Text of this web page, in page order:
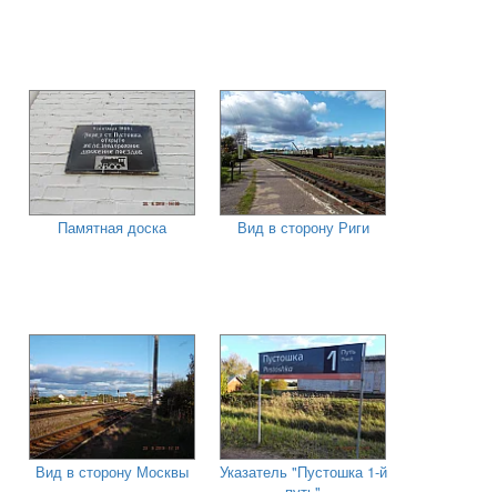
Памятная доска Вид в сторону Риги
Вид в сторону Москвы
Указатель "Пустошка 1-й